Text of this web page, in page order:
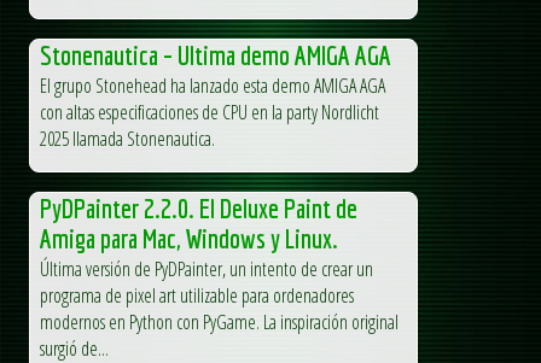
Stonenautica – Ultima demo AMIGA AGA
El grupo Stonehead ha lanzado esta demo AMIGA AGA
con altas especificaciones de CPU en la party Nordlicht
2025 llamada Stonenautica.
PyDPainter 2.2.0. El Deluxe Paint de
Amiga para Mac, Windows y Linux.
Última versión de PyDPainter, un intento de crear un
programa de pixel art utilizable para ordenadores
modernos en Python con PyGame. La inspiración original
surgió de...